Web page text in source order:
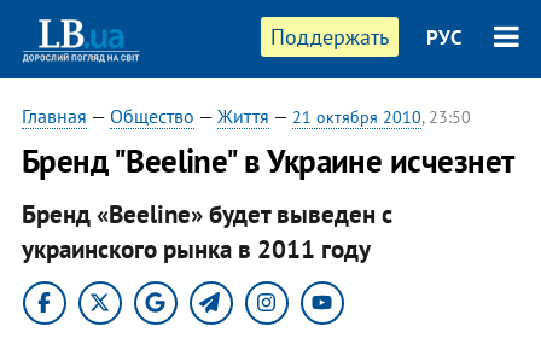
Поддержать РУС
Главная — Общество — Життя — 21 октября 2010, 23:50
Бренд "Beeline" в Украине исчезнет
Бренд «Beeline» будет выведен с
украинского рынка в 2011 году